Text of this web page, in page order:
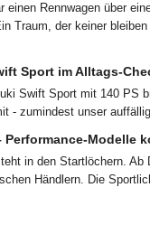
einen Rennwagen über
Traum, der keiner
Sport im Alltags-
Swift Sport mit 140 PS
- zumindest unser
Performance-Modelle
in den Startlöchern. Ab
Händlern. Die